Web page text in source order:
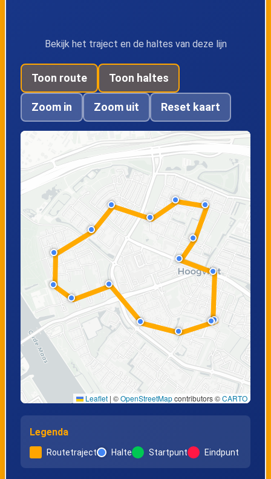
Bekijk het traject en de haltes van deze lijn
Toon route Toon haltes
Zoom in Zoom uit Reset kaart
Leaflet | ©OpenStreetMapcontributors ©CARTO
Legenda
Routetraject Halte Startpunt Eindpunt